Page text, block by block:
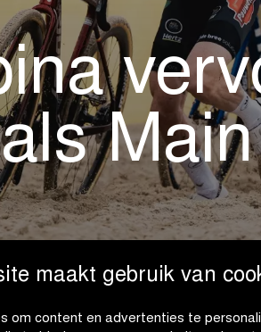
maakt gebruik van
om content en advertenties te